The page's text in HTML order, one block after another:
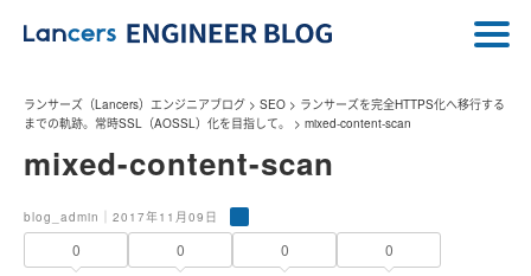
ランサーズ（Lancers）エンジニアブログ > SEO > ランサーズを完全HTTPS化へ移行する
までの軌跡。常時SSL（AOSSL）化を目指して。
> mixed-content-scan
mixed-content-scan
blog_admin｜2017年11月09日
0 0 0 0